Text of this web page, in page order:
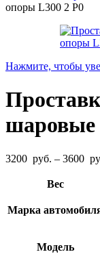
опоры L300 2 P0
Нажмите, чтобы
шаровые
3200 руб. – 3600
Вес
Марка
Модель